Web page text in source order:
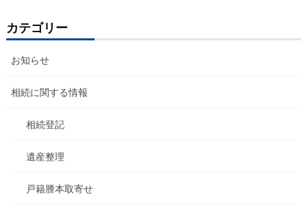
カテゴリー
お知らせ
相続に関する情報
相続登記
遺産整理
戸籍謄本取寄せ